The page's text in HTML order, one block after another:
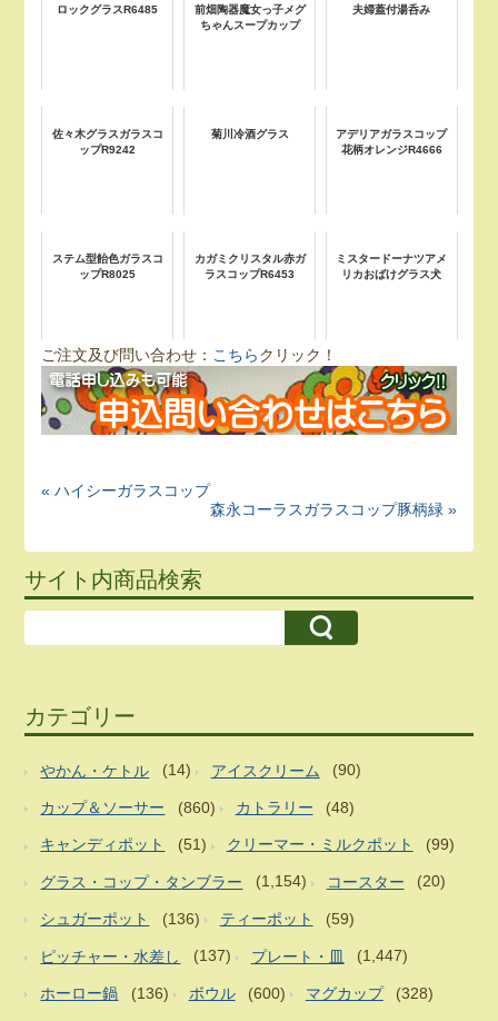
ロックグラスR6485
前畑陶器魔女っ子メグ
ちゃんスープカップ
夫婦蓋付湯呑み
佐々木グラスガラスコ
ップR9242
菊川冷酒グラス
アデリアガラスコップ
花柄オレンジR4666
ステム型飴色ガラスコ
ップR8025
カガミクリスタル赤ガ
ラスコップR6453
ミスタードーナツアメ
リカおばけグラス犬
ご注文及び問い合わせ： こちらクリック！
« ハイシーガラスコップ
森永コーラスガラスコップ豚柄緑 »
サイト内商品検索
カテゴリー
やかん・ケトル (14) アイスクリーム (90)
カップ＆ソーサー (860) カトラリー (48)
キャンディポット (51) クリーマー・ミルクポット (99)
グラス・コップ・タンブラー (1,154) コースター (20)
シュガーポット (136) ティーポット (59)
ピッチャー・水差し (137) プレート・皿 (1,447)
ホーロー鍋 (136) ボウル (600) マグカップ (328)